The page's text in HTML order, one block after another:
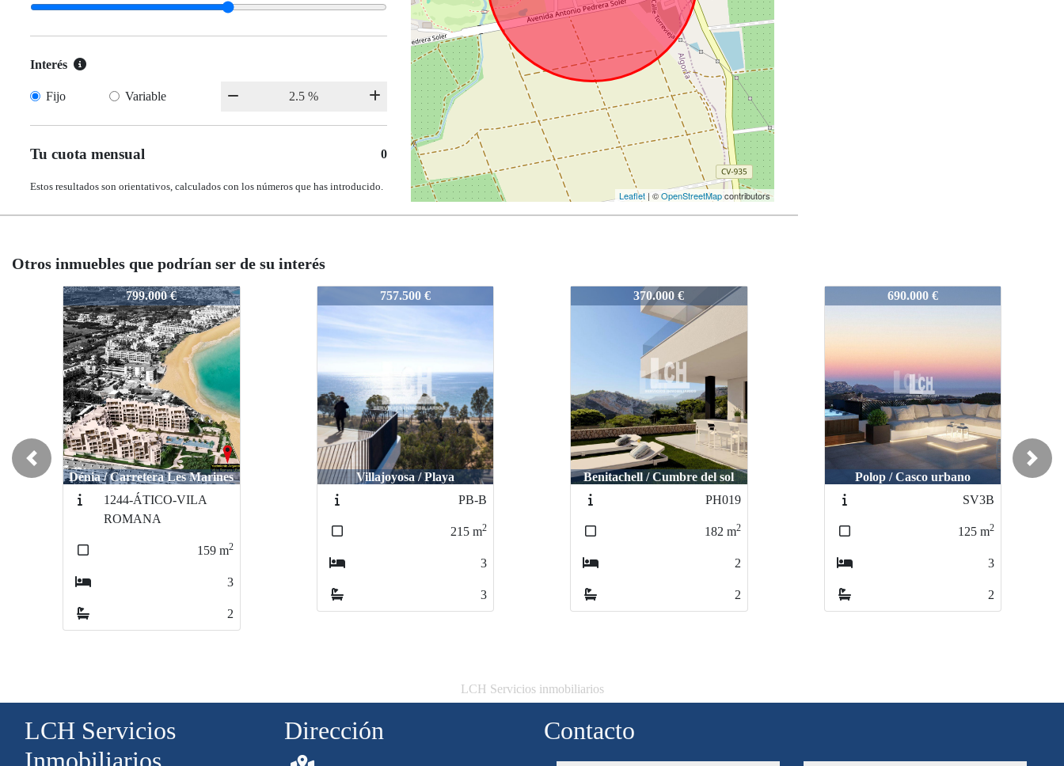
Interés
Fijo Variable
Tu cuota mensual 0
Estos resultados son orientativos, calculados con los números que has introducido.
Leaflet | ©OpenStreetMapcontributors
Otros inmuebles que podrían ser de su interés
N8192
757.500 €
Villajoyosa / Playa
PB-B
370.000 €
Benitachell / Cumbre del sol
PH019
182m2
2
2
690.000 €
Polop / Casco urbano
SV3B
125 m2
3
2
405.000 €
Santa pola / Gran alacant
N6484
97m2
3
2
Previous Next
LCH Servicios inmobiliarios
LCH Servicios
Dirección Contacto